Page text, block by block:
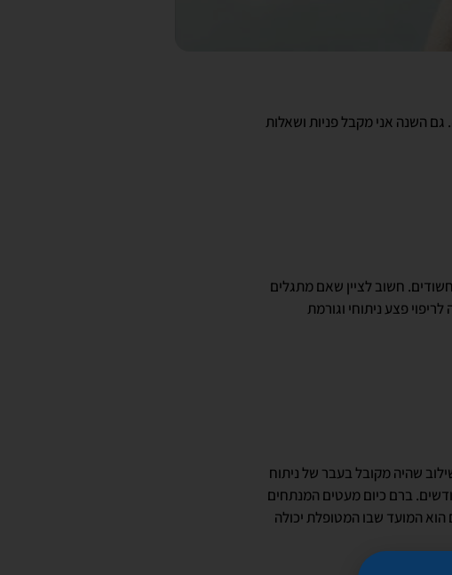
השנה אני מקבל פניות ושאלות
חשוב לציין שאם מתגלים
פצע ניתוחי וגורמת
שהיה מקובל בעבר של ניתוח
ברם כיום מעטים המנתחים
הוא המועד שבו המטופלת יכולה